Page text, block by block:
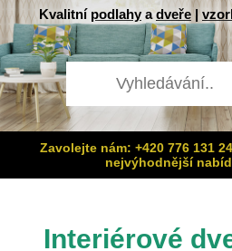
Kvalitní podlahyadveře|
Zavolejte nám: +420 776 131
nejvýhodnější
Interiérové